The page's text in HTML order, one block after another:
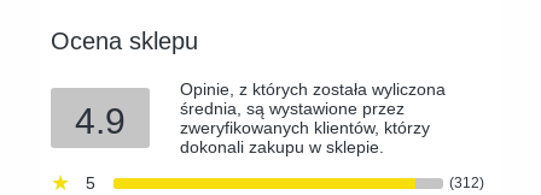
Ocena sklepu
4.9
Opinie, z których została wyliczona
średnia, są wystawione przez
zweryfikowanych klientów, którzy
dokonali zakupu w sklepie.
5
(312)